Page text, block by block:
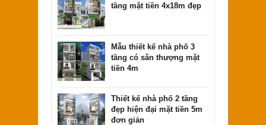
tầng mặt tiền 4x18m đẹp
Mẫu thiết kế nhà phố 3
tầng có sân thượng mặt
tiền 4m
Thiết kế nhà phố 2 tầng
đẹp hiện đại mặt tiền 5m
đơn giản